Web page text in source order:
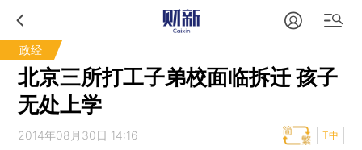
政经
北京三所打工子弟校面临拆迁 孩子
无处上学
2014年08月30日 14:16 T中